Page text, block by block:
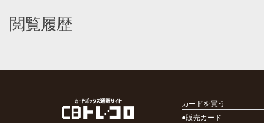
閲覧履歴
カードを買う
●販売カード